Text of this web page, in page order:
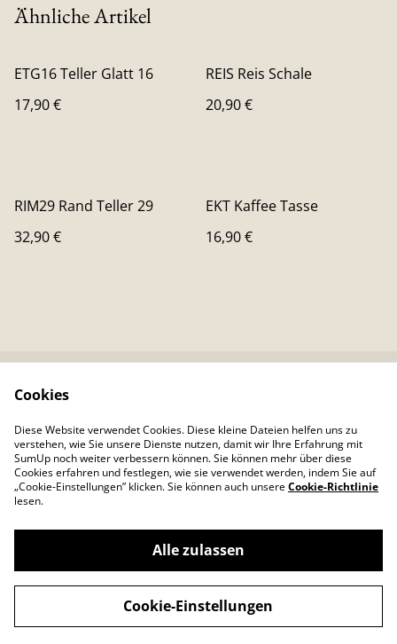
Ähnliche Artikel
ETG16 Teller Glatt 16
17,90 €
REIS Reis Schale
20,90 €
RIM29 Rand Teller 29
32,90 €
EKT Kaffee Tasse
16,90 €
Kontaktieren Sie uns
Datenschutzbestimm
ungen von SumUp
Cookie-Richtlinie
©2026Colour Your Day
powered by
Cookies
Diese Website verwendet Cookies. Diese kleine Dateien helfen uns zu
verstehen, wie Sie unsere Dienste nutzen, damit wir Ihre Erfahrung mit
SumUp noch weiter verbessern können. Sie können mehr über diese
Cookies erfahren und festlegen, wie sie verwendet werden, indem Sie auf
„Cookie-Einstellungen” klicken. Sie können auch unsereCookie-Richtlinie
lesen.
Alle zulassen
Cookie-Einstellungen